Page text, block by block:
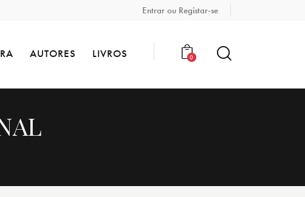
Entrar ou Registar-se
AUTORES LIVROS 0